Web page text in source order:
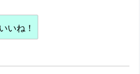
いいね！